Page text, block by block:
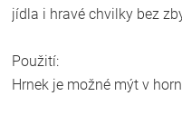
jídla i hravé chvilky bez
Použití:
Hrnek je možné mýt v